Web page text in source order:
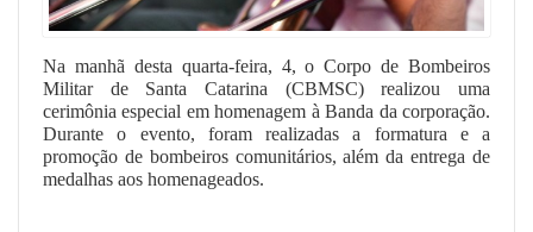
Na manhã desta quarta-feira, 4, o Corpo de Bombeiros
Militar de Santa Catarina (CBMSC) realizou uma
cerimônia especial em homenagem à Banda da corporação.
Durante o evento, foram realizadas a formatura e a
promoção de bombeiros comunitários, além da entrega de
medalhas aos homenageados.